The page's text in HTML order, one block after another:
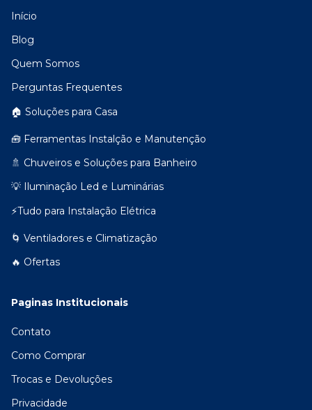
Início
Blog
Quem Somos
Perguntas Frequentes
🏠 Soluções para Casa
🧰 Ferramentas Instalção e Manutenção
🚿 Chuveiros e Soluções para Banheiro
💡 Iluminação Led e Luminárias
⚡Tudo para Instalação Elétrica
🌀 Ventiladores e Climatização
🔥 Ofertas
Paginas Institucionais
Contato
Como Comprar
Trocas e Devoluções
Privacidade